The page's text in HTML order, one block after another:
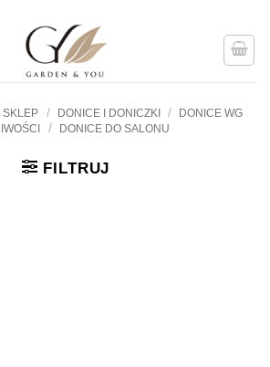
SKLEP / DONICE I DONICZKI /
DONICE WG
/ DONICE DO SALONU
FILTRUJ